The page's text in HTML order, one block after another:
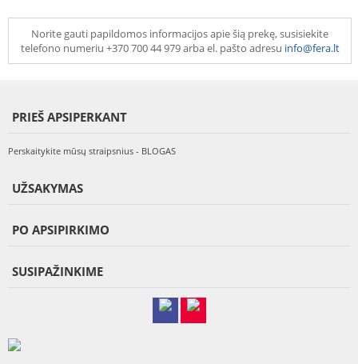
Norite gauti papildomos informacijos apie šią prekę, susisiekite
telefono numeriu +370 700 44 979 arba el. pašto adresu info@fera.lt
PRIEŠ APSIPERKANT
Perskaitykite mūsų straipsnius - BLOGAS
UŽSAKYMAS
PO APSIPIRKIMO
SUSIPAŽINKIME